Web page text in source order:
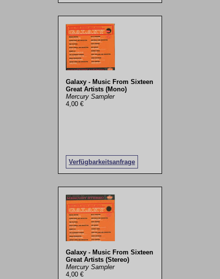
Galaxy - Music From Sixteen
Great Artists (Mono)
Mercury Sampler
4,00 €
Verfügbarkeitsanfrage
Galaxy - Music From Sixteen
Great Artists (Stereo)
Mercury Sampler
4,00 €